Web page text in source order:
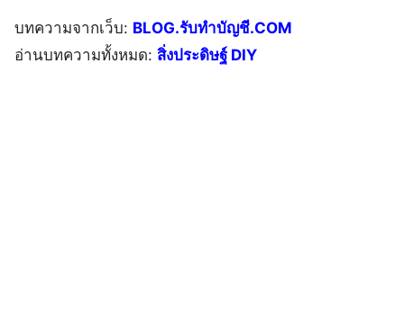
บทความจากเว็บ: BLOG.รับทำบัญชี.COM
อ่านบทความทั้งหมด: สิ่งประดิษฐ์ DIY